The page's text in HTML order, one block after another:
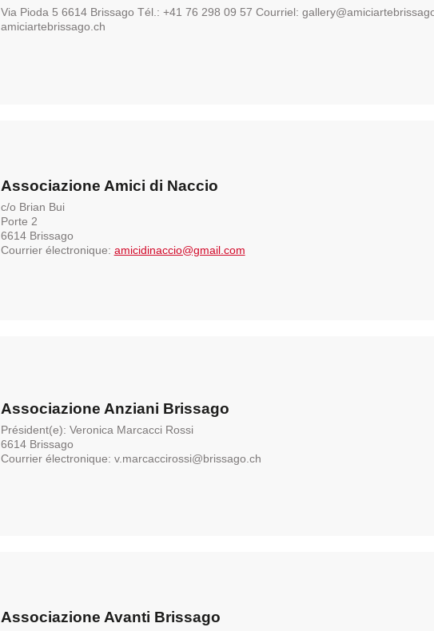
Via Pioda 5 6614 Brissago Tél.: +41 76 298 09 57 Courriel:
amiciartebrissago.ch
Associazione Amici di Naccio
c/o Brian Bui
Porte 2
6614 Brissago
Courrier électronique: amicidinaccio@gmail.com
Associazione Anziani Brissago
Président(e): Veronica Marcacci Rossi
6614 Brissago
Courrier électronique: v.marcaccirossi@brissago.ch
Associazione Avanti Brissago